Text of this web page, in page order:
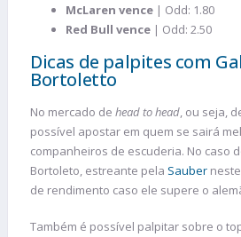
McLaren vence | Odd: 1.80
Red Bull vence | Odd: 2.50
Dicas de palpites com
Bortoletto
No mercado de head to head, ou seja,
possível apostar em quem se sairá
companheiros de escuderia. No caso
Bortoleto, estreante pela Sauber
de rendimento caso ele supere o
Também é possível palpitar sobre o